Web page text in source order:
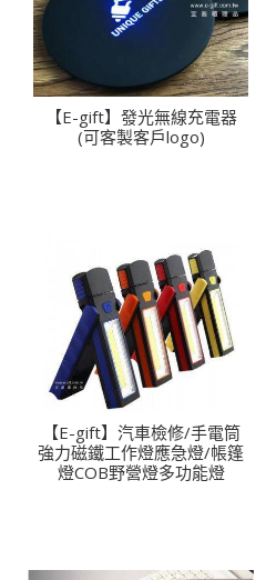
【E-gift】發光無線充電器
(可客製客戶logo)
【E-gift】汽車檢修/手電筒
強力磁鐵工作燈應急燈/帳篷
燈COB野營燈多功能燈